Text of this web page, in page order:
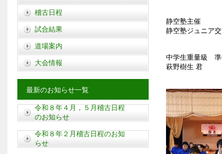
静空塾主催
静空塾ジュニア
中学生重量級 準
萩野樹生 君
稽古日程
試合結果
道場案内
大会情報
最新のお知らせ一覧
令和８年４月，５月稽古日程
のお知らせ
令和８年２月稽古日程のお知
らせ